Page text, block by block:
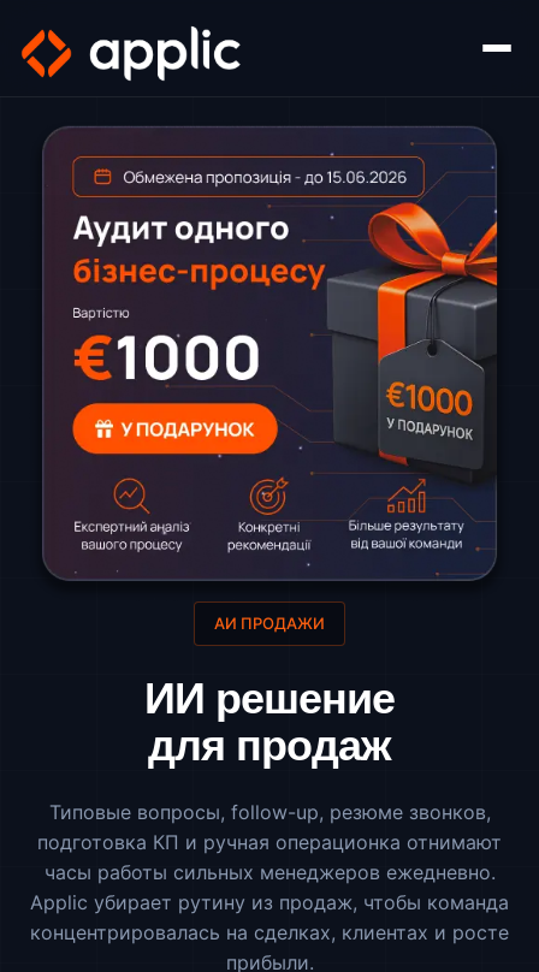
АИ ПРОДАЖИ
ИИ решение
для продаж
Типовые вопросы, follow-up, резюме звонков,
подготовка КП и ручная операционка отнимают
часы работы сильных менеджеров ежедневно.
Applic убирает рутину из продаж, чтобы команда
концентрировалась на сделках, клиентах и росте
прибыли.